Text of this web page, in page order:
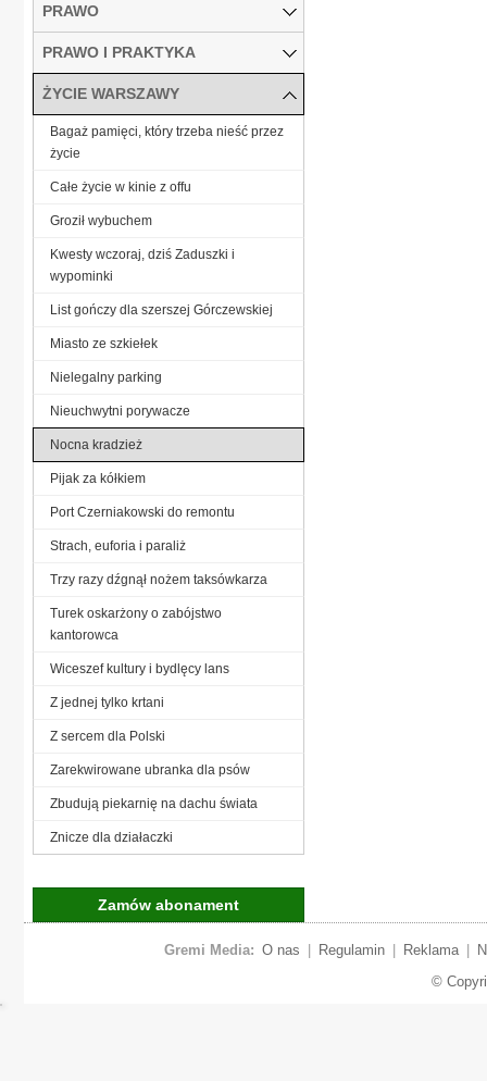
PRAWO
PRAWO I PRAKTYKA
ŻYCIE WARSZAWY
Bagaż pamięci, który trzeba nieść przez
życie
Całe życie w kinie z offu
Groził wybuchem
Kwesty wczoraj, dziś Zaduszki i
wypominki
List gończy dla szerszej Górczewskiej
Miasto ze szkiełek
Nielegalny parking
Nieuchwytni porywacze
Nocna kradzież
Pijak za kółkiem
Port Czerniakowski do remontu
Strach, euforia i paraliż
Trzy razy dźgnął nożem taksówkarza
Turek oskarżony o zabójstwo
kantorowca
Wiceszef kultury i bydlęcy lans
Z jednej tylko krtani
Z sercem dla Polski
Zarekwirowane ubranka dla psów
Zbudują piekarnię na dachu świata
Znicze dla działaczki
Zamów abonament
Gremi Media: O nas Regulamin Reklama
©